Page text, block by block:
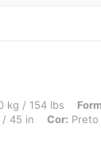
do corpo:
kg / 154 lbs
/ 45 in Cor: Preto